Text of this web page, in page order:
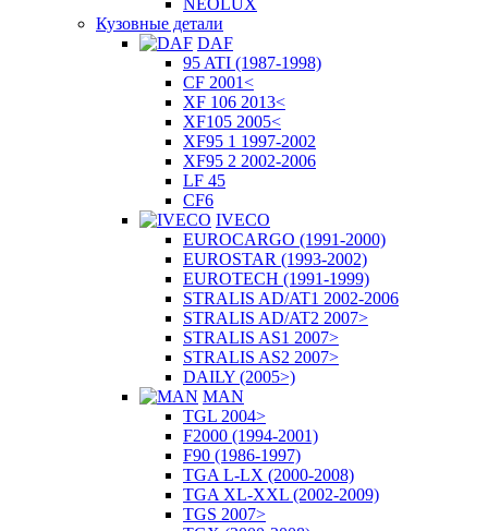
NEOLUX
Кузовные детали
DAF
95 ATI (1987-1998)
CF 2001<
XF 106 2013<
XF105 2005<
XF95 1 1997-2002
XF95 2 2002-2006
LF 45
CF6
IVECO
EUROCARGO (1991-2000)
EUROSTAR (1993-2002)
EUROTECH (1991-1999)
STRALIS AD/AT1 2002-2006
STRALIS AD/AT2 2007>
STRALIS AS1 2007>
STRALIS AS2 2007>
DAILY (2005>)
MAN
TGL 2004>
F2000 (1994-2001)
F90 (1986-1997)
TGA L-LX (2000-2008)
TGA XL-XXL (2002-2009)
TGS 2007>